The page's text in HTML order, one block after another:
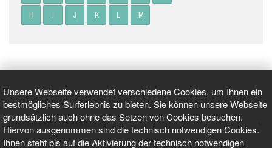
Unsere Webseite verwendet verschiedene Cookies, um Ihnen ein
bestmögliches Surferlebnis zu bieten. Sie können unsere Webseite
grundsätzlich auch ohne das Setzen von Cookies besuchen.
Hiervon ausgenommen sind die technisch notwendigen Cookies.
Ihnen steht bis auf die Aktivierung der technisch notwendigen
H I J K L M
GEPRÜFT UND ZERTIFIZIERT